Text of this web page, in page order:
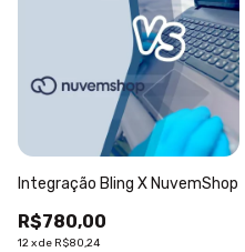
Integração Bling X NuvemShop
R$780,00
12xde R$80,24